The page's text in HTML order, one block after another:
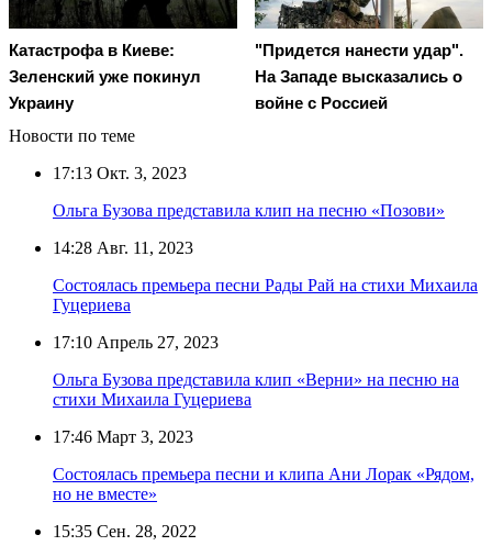
Катастрофа в Киеве:
Зеленский уже покинул
Украину
"Придется нанести удар".
На Западе высказались о
войне с Россией
Новости по теме
17:13 Окт. 3, 2023
Ольга Бузова представила клип на песню «Позови»
14:28 Авг. 11, 2023
Cостоялась премьера песни Рады Рай на стихи Михаила
Гуцериева
17:10 Апрель 27, 2023
Ольга Бузова представила клип «Верни» на песню на
стихи Михаила Гуцериева
17:46 Март 3, 2023
Состоялась премьера песни и клипа Ани Лорак «Рядом,
но не вместе»
15:35 Сен. 28, 2022